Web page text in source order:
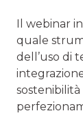
Il webinar
quale
dell’uso di